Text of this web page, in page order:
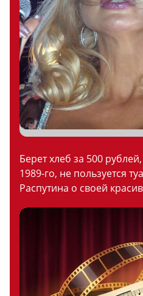
Берет хлеб за 500
1989-го, не пользуется
Распутина о своей